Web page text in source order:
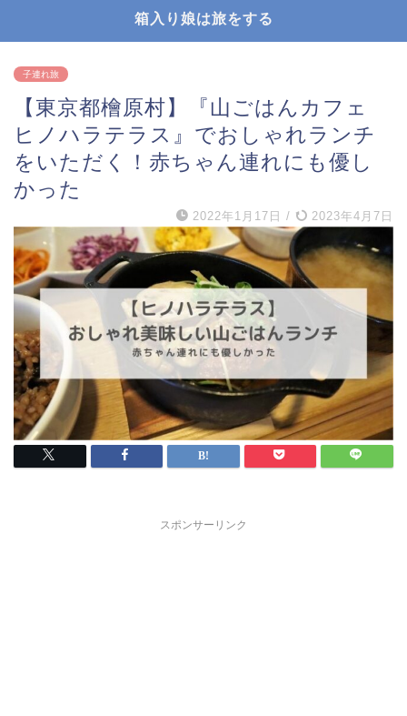
箱入り娘は旅をする
子連れ旅
【東京都檜原村】『山ごはんカフェ
ヒノハラテラス』でおしゃれランチ
をいただく！赤ちゃん連れにも優し
かった
2022年1月17日 / 2023年4月7日
スポンサーリンク